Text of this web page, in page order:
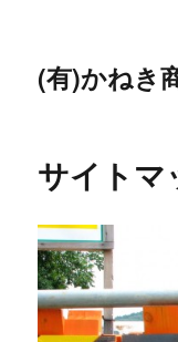
(有)かねき
サイトマ